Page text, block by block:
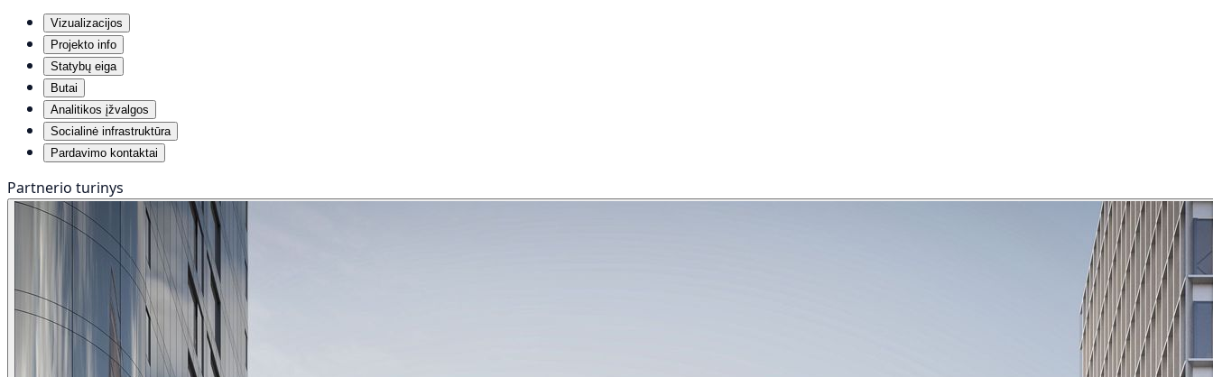
Vizualizacijos
Projekto info
Statybų eiga
Butai
Analitikos įžvalgos
Socialinė infrastruktūra
Pardavimo kontaktai
Partnerio turinys